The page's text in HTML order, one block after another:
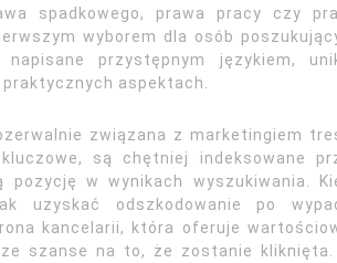
spadkowego, prawa pracy czy
wyborem dla osób
przystępnym językiem,
aspektach.
związana z marketingiem
są chętniej indeksowane
w wynikach wyszukiwania.
uzyskać odszkodowanie po
kancelarii, która oferuje
szanse na to, że zostanie kliknięta.